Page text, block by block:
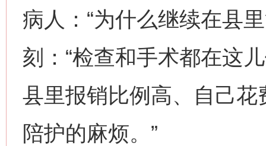
病人：“为什么继续在县
刻：“检查和手术都在这
县里报销比例高、自己
陪护的麻烦。”